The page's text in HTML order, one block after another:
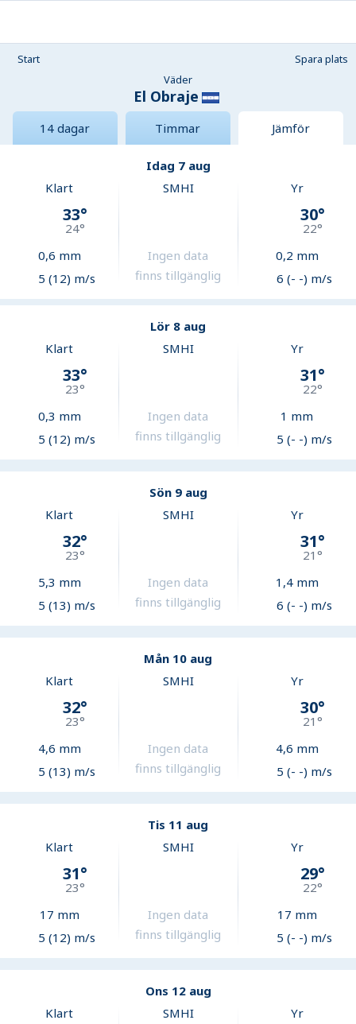
Start
Spara plats
Väder
El Obraje
14 dagar Timmar Jämför
Idag 7 aug
Klart
33°
24°
0,6 mm
5 (12) m/s
SMHI
Ingen data
finns tillgänglig
Yr
30°
22°
0,2 mm
6 (- -) m/s
Lör 8 aug
Klart
33°
23°
0,3 mm
5 (12) m/s
SMHI
Ingen data
finns tillgänglig
Yr
31°
22°
1 mm
5 (- -) m/s
Sön 9 aug
Klart
32°
23°
5,3 mm
5 (13) m/s
SMHI
Ingen data
finns tillgänglig
Yr
31°
21°
1,4mm
6 (- -) m/s
Mån 10 aug
Klart
32°
23°
4,6 mm
5 (13) m/s
SMHI
Ingen data
finns tillgänglig
Yr
30°
21°
4,6 mm
5 (- -) m/s
Tis 11 aug
Klart
31°
23°
17 mm
5 (12) m/s
SMHI
Ingen data
finns tillgänglig
Yr
29°
22°
17 mm
5 (- -) m/s
Ons 12 aug
Klart
SMHI Yr